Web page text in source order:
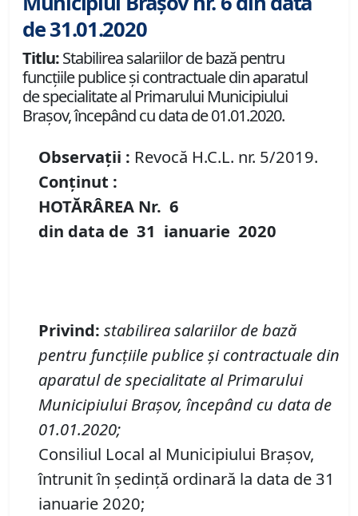
de 31.01.2020
Titlu:Stabilirea salariilor de bază pentru
funcţiile publice şi contractuale din aparatul
de specialitate al Primarului Municipiului
Braşov, începând cu data de 01.01.2020.
Observații : Revocă H.C.L. nr. 5/2019.
Conținut :
HOTĂRÂREA Nr. 6
din data de 31 ianuarie 2020
Privind: stabilirea salariilor de bază
pentru funcţiile publice şi contractuale din
aparatul de specialitate al Primarului
Municipiului Braşov, începând cu data de
01.01.2020;
Consiliul Local al Municipiului Brașov,
întrunit în ședință ordinară la data de 31
ianuarie 2020;